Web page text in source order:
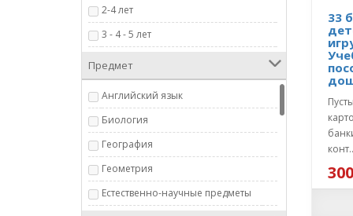
2-4 лет
3 - 4 - 5 лет
3+
3+ лет
3-6 лет
3-7 лет
3-9 лет
4+
Предмет
Английский язык
Биология
География
Геометрия
Естественно-научные предметы
33
конт..